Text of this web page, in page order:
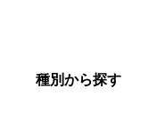
種別から探す